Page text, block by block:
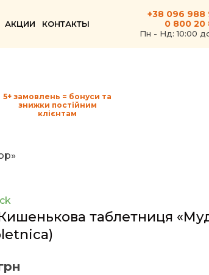
АКЦИИ КОНТАКТЫ
+38 096 988
0 800 20
Пн - Hд: 10:00
5+ замовлень = бонуси та
знижки постійним
клієнтам
таблетниця